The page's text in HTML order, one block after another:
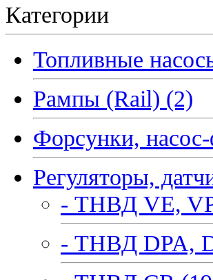
Категории
Топливные
Рампы (Rail) (2)
Форсунки,
Регуляторы,
- ТНВД VE,
- ТНВД DPA,